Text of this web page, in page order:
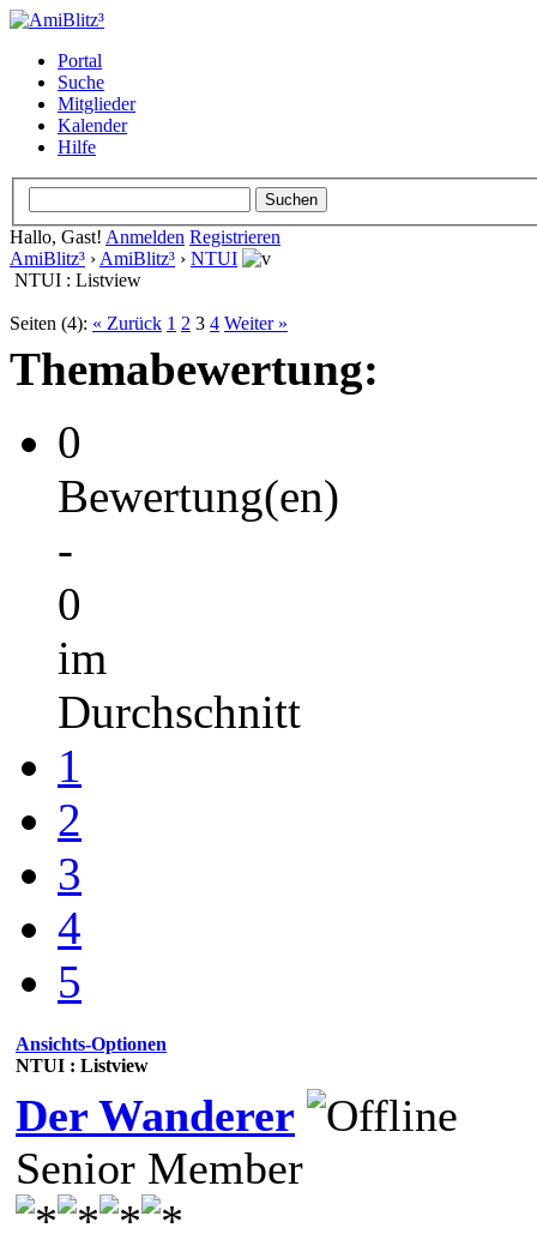
Portal
Suche
Mitglieder
Kalender
Hilfe
Hallo, Gast! Anmelden Registrieren
AmiBlitz³ › AmiBlitz³ › NTUI
NTUI : Listview
Seiten (4): « Zurück 1 2 3 4 Weiter »
Themabewertung:
0
Bewertung(en)
-
0
im
Durchschnitt
1
2
3
4
5
Ansichts-Optionen
NTUI : Listview
Der Wanderer
Senior Member